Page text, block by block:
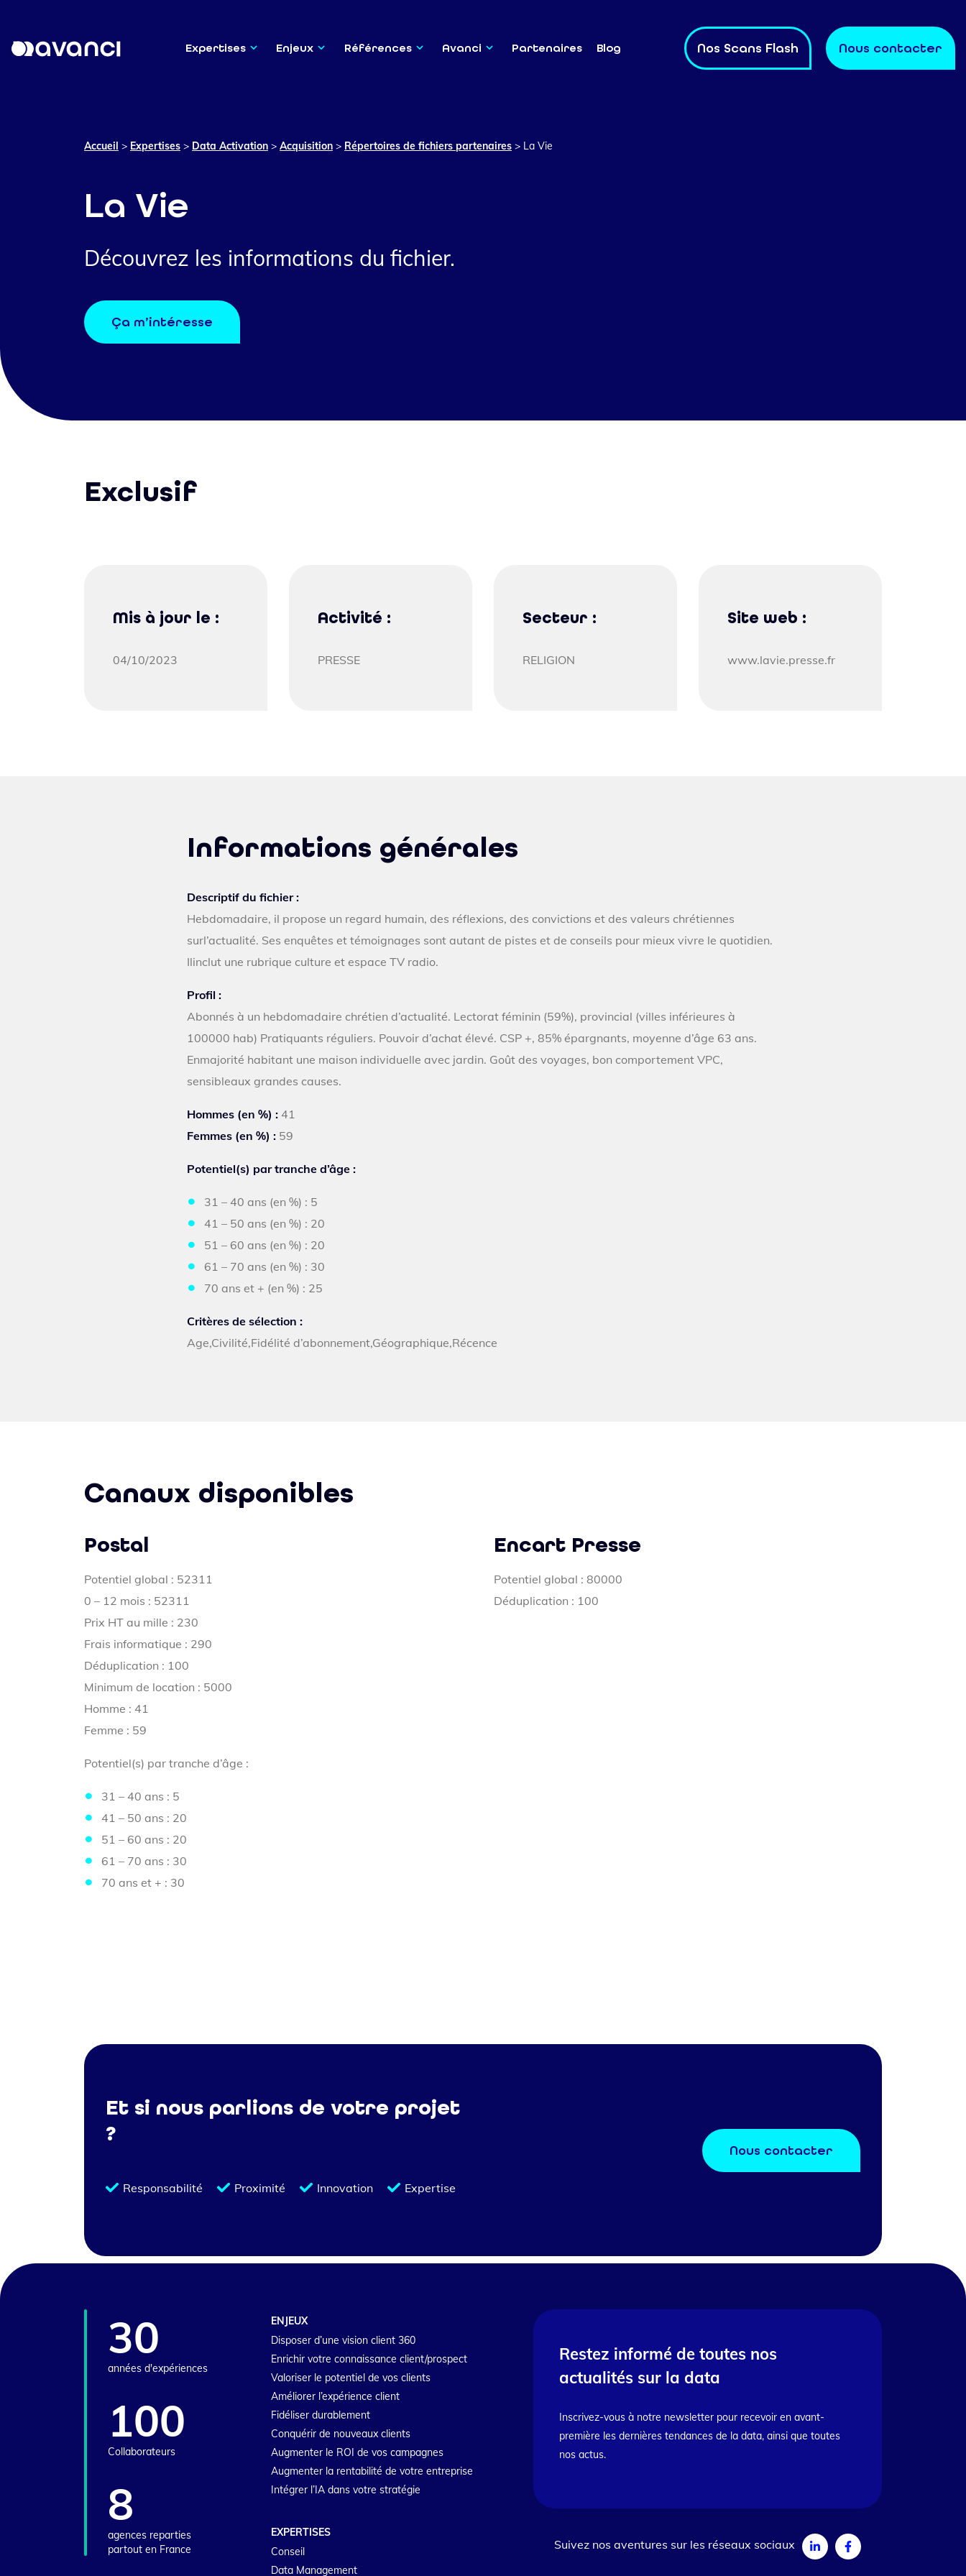
Expertises Enjeux Références Avanci Partenaires Blog Nos Scans Flash Nous contacter
Accueil > Expertises > Data Activation > Acquisition > Répertoires de fichiers partenaires > La Vie
La Vie
Découvrez les informations du fichier.
Ça m’intéresse
Exclusif
Mis à jour le :
04/10/2023
Activité :
PRESSE
Secteur :
RELIGION
Site web :
www.lavie.presse.fr
Informations générales
Descriptif du fichier :
Hebdomadaire, il propose un regard humain, des réflexions, des convictions et des valeurs chrétiennes
surl’actualité. Ses enquêtes et témoignages sont autant de pistes et de conseils pour mieux vivre le quotidien.
Ilinclut une rubrique culture et espace TV radio.
Profil :
Abonnés à un hebdomadaire chrétien d’actualité. Lectorat féminin (59%), provincial (villes inférieures à
100000 hab) Pratiquants réguliers. Pouvoir d’achat élevé. CSP +, 85% épargnants, moyenne d’âge 63 ans.
Enmajorité habitant une maison individuelle avec jardin. Goût des voyages, bon comportement VPC,
sensibleaux grandes causes.
Hommes (en %) :41
Femmes (en %) :59
Potentiel(s) par tranche d’âge :
31 – 40 ans (en %) : 5
41 – 50 ans (en %) : 20
51 – 60 ans (en %) : 20
61 – 70 ans (en %) : 30
70 ans et + (en %) : 25
Critères de sélection :
Age,Civilité,Fidélité d’abonnement,Géographique,Récence
Canaux disponibles
Postal
Potentiel global : 52311
0 – 12 mois : 52311
Prix HT au mille : 230
Frais informatique : 290
Déduplication : 100
Minimum de location : 5000
Homme : 41
Femme : 59
Potentiel(s) par tranche d’âge :
31 – 40 ans : 5
41 – 50 ans : 20
51 – 60 ans : 20
61 – 70 ans : 30
70 ans et + : 30
Encart Presse
Potentiel global : 80000
Déduplication : 100
Et si nous parlions de votre projet
?
Responsabilité Proximité Innovation Expertise
Nous contacter
30
années d'expériences
100
Collaborateurs
8
agences reparties
partout en France
ENJEUX
Disposer d’une vision client 360
Enrichir votre connaissance client/prospect
Valoriser le potentiel de vos clients
Améliorer l’expérience client
Fidéliser durablement
Conquérir de nouveaux clients
Augmenter le ROI de vos campagnes
Augmenter la rentabilité de votre entreprise
Intégrer l’IA dans votre stratégie
EXPERTISES
Conseil
Data Management
Restez informé de toutes nos
actualités sur la data
Inscrivez-vous à notre newsletter pour recevoir en avant-
première les dernières tendances de la data, ainsi que toutes
nos actus.
Suivez nos aventures sur les réseaux sociaux